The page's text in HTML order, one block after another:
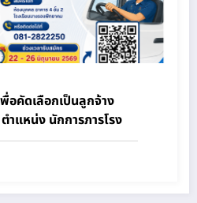
อคัดเลือกเป็นลูกจ้าง
ำแหน่ง นักการภารโรง